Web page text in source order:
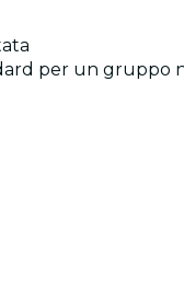
per un gruppo